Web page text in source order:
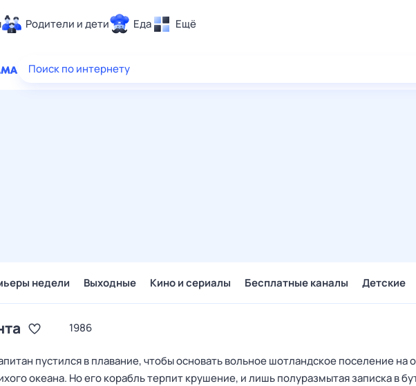
Родители и дети Еда Ещё
Здоровье
Поиск по интернету
недели Выходные Кино и сериалы Бесплатные каналы Детские
1986
пустился в плавание, чтобы основать вольное шотландское поселение на
океана. Но его корабль терпит крушение, и лишь полуразмытая записка в